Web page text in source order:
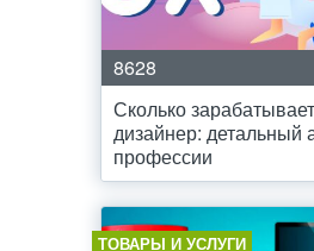
8628
Сколько
дизайнер: детальный
профессии
ТОВАРЫ И УСЛУГИ